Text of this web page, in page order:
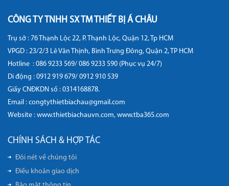
CÔNG TY TNHH SX TM THIẾT BỊ Á CHÂU
Trụ sở : 76 Thạnh Lộc 22, P. Thạnh Lộc, Quận 12, Tp HCM
VPGD : 23/2/3 Lê Văn Thịnh, Bình Trưng Đông, Quận 2, TP HCM
Hotline : 086 9233 569/ 086 9233 590 (Phục vụ 24/7)
Di động : 0912 919 679/ 0912 910 539
Giấy CNĐKDN số : 0314168878.
Email : congtythietbiachau@gmail.com
Website : www.thietbiachauvn.com, www.tba365.com
CHÍNH SÁCH & HỢP TÁC
Đôi nét về chúng tôi
Điều khoản giao dịch